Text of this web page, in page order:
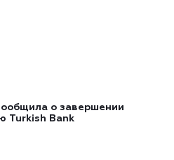
о завершении
Turkish Bank